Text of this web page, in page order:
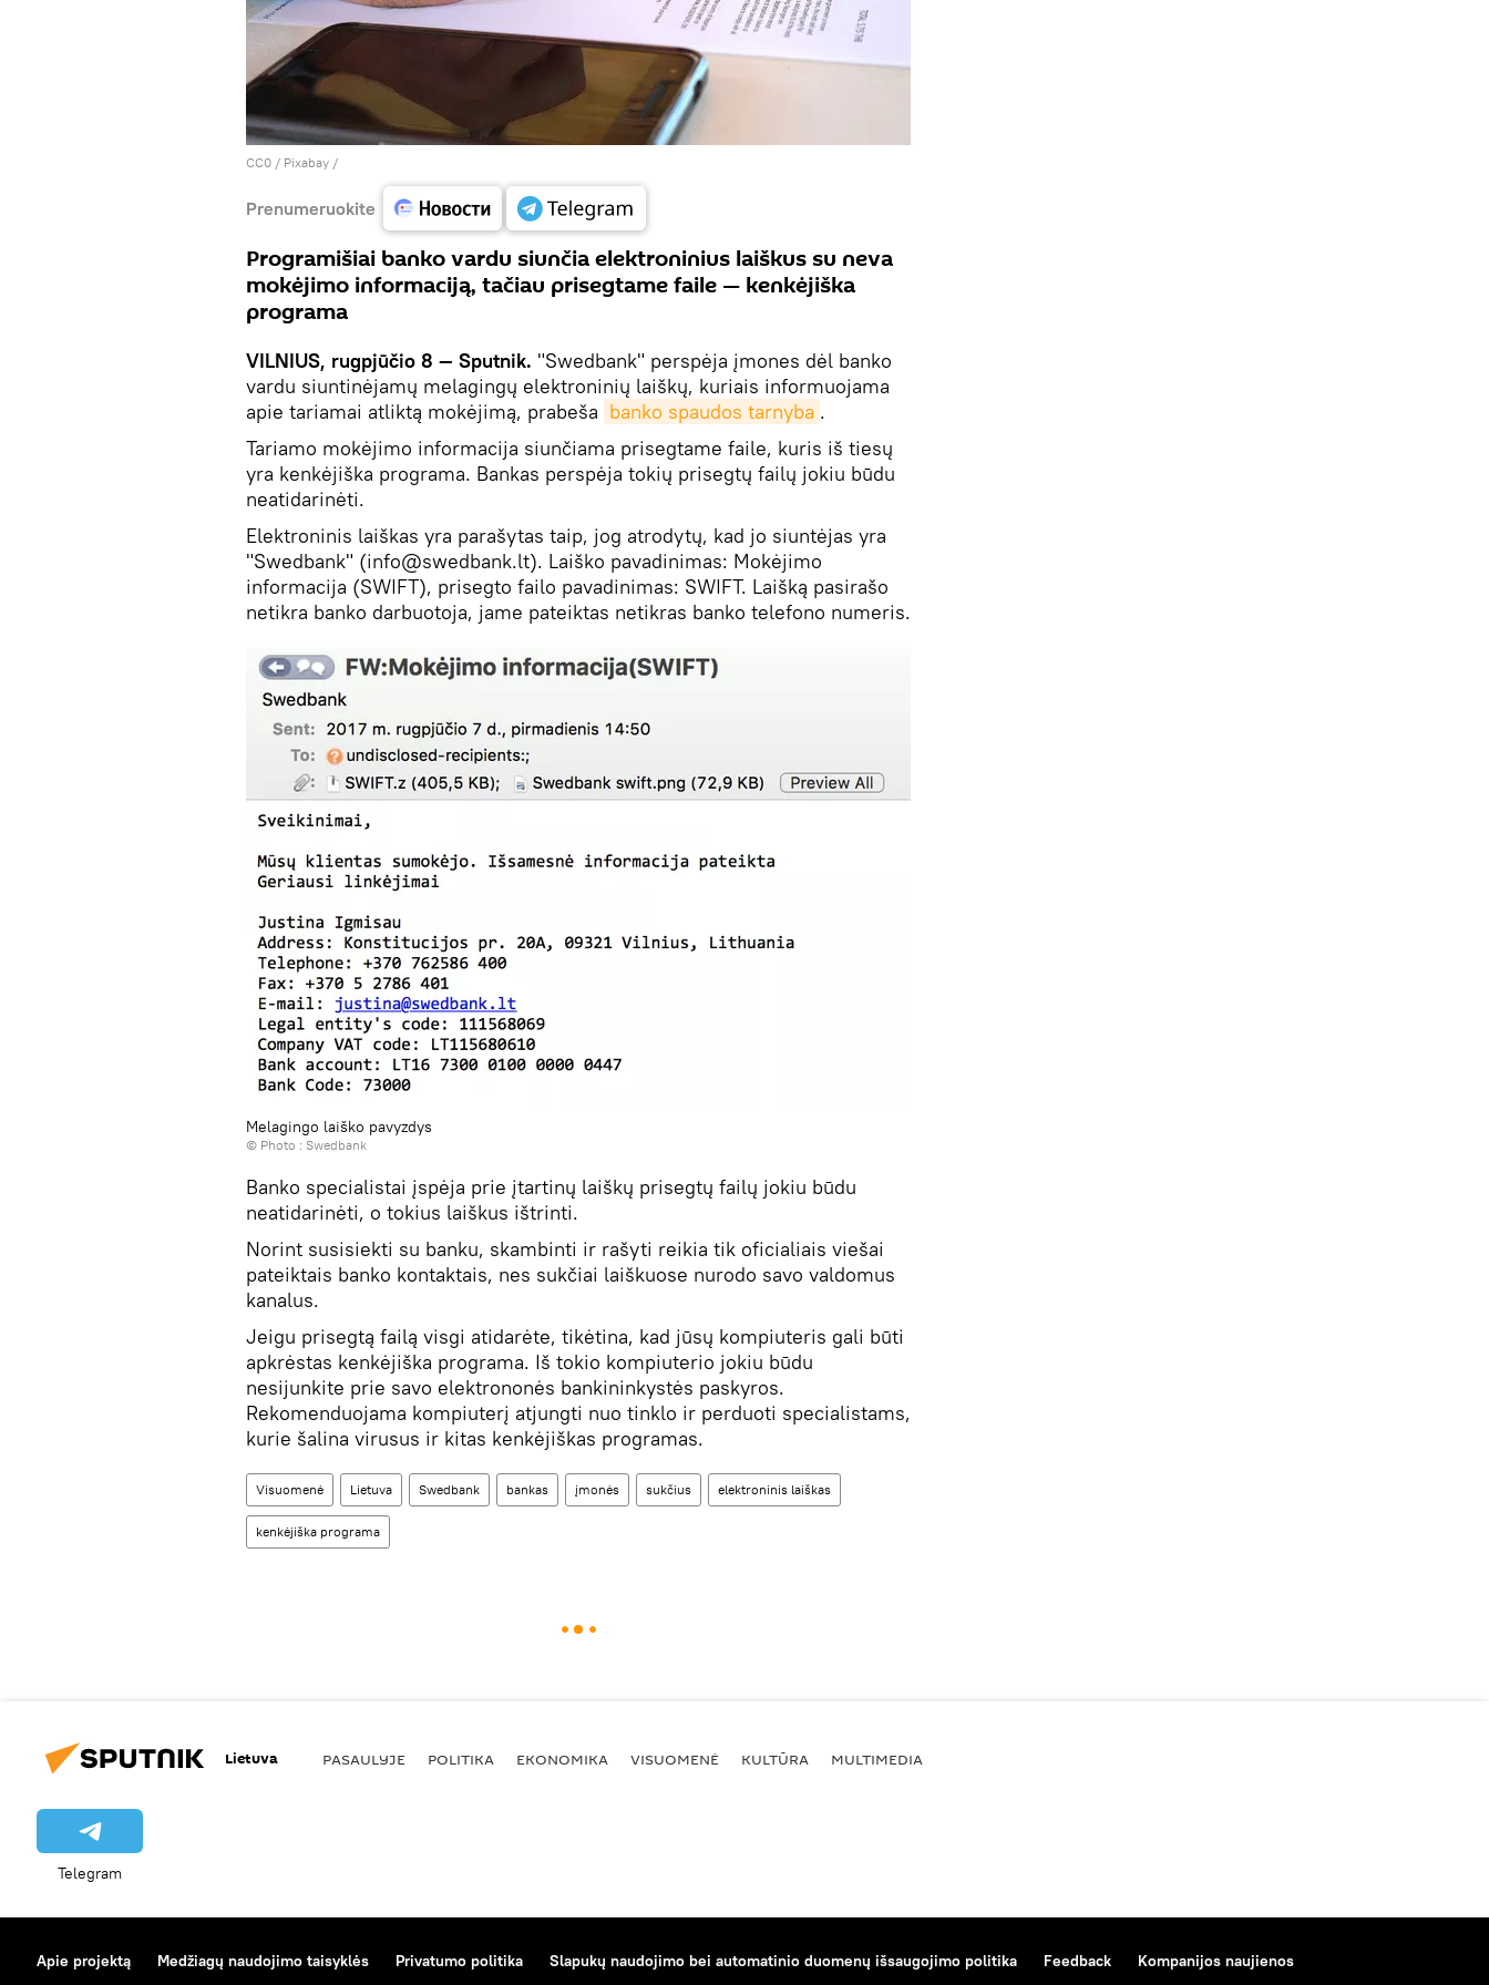
CC0 / Рixabay /
Prenumeruokite
Programišiai banko vardu siunčia elektroninius laiškus su neva
mokėjimo informaciją, tačiau prisegtame faile — kenkėjiška
programa
VILNIUS, rugpjūčio 8 — Sputnik. "Swedbank" perspėja įmones dėl banko
vardu siuntinėjamų melagingų elektroninių laiškų, kuriais informuojama
apie tariamai atliktą mokėjimą, prabeša banko spaudos tarnyba .
Tariamo mokėjimo informacija siunčiama prisegtame faile, kuris iš tiesų
yra kenkėjiška programa. Bankas perspėja tokių prisegtų failų jokiu būdu
neatidarinėti.
Elektroninis laiškas yra parašytas taip, jog atrodytų, kad jo siuntėjas yra
"Swedbank" (info@swedbank.lt). Laiško pavadinimas: Mokėjimo
informacija (SWIFT), prisegto failo pavadinimas: SWIFT. Laišką pasirašo
netikra banko darbuotoja, jame pateiktas netikras banko telefono numeris.
Melagingo laiško pavyzdys
© Photo : Swedbank
Banko specialistai įspėja prie įtartinų laiškų prisegtų failų jokiu būdu
neatidarinėti, o tokius laiškus ištrinti.
Norint susisiekti su banku, skambinti ir rašyti reikia tik oficialiais viešai
pateiktais banko kontaktais, nes sukčiai laiškuose nurodo savo valdomus
kanalus.
Jeigu prisegtą failą visgi atidarėte, tikėtina, kad jūsų kompiuteris gali būti
apkrėstas kenkėjiška programa. Iš tokio kompiuterio jokiu būdu
nesijunkite prie savo elektrononės bankininkystės paskyros.
Rekomenduojama kompiuterį atjungti nuo tinklo ir perduoti specialistams,
kurie šalina virusus ir kitas kenkėjiškas programas.
Visuomenė Lietuva Swedbank bankas įmonės sukčius elektroninis laiškas
kenkėjiška programa
Lietuva PASAULYJE POLITIKA EKONOMIKA VISUOMENĖ KULTŪRA MULTIMEDIA
Telegram
Apie projektą Medžiagų naudojimo taisyklės Privatumo politika Slapukų naudojimo bei automatinio duomenų išsaugojimo politika Feedback Kompanijos naujienos